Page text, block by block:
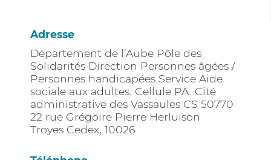
Adresse
Département de l’Aube Pôle des
Solidarités Direction Personnes âgées /
Personnes handicapées Service Aide
sociale aux adultes. Cellule PA. Cité
administrative des Vassaules CS 50770
22 rue Grégoire Pierre Herluison
Troyes Cedex, 10026